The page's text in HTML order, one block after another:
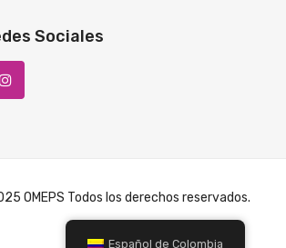
Sociales
OMEPS Todos los derechos reservados.
Español de Colombia